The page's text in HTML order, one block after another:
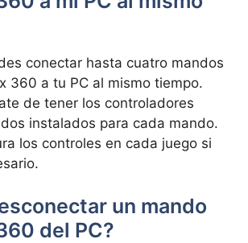
conectar hasta cuatro mandos
360 a tu PC al mismo tiempo.
de tener los controladores
instalados para cada mando.
los controles en cada juego si
un mando
del PC?